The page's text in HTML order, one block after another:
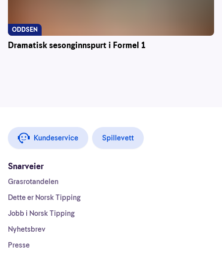
Dramatisk sesonginnspurt i Formel 1
ODDSEN
Kundeservice Spillevett
Snarveier
Grasrotandelen
Dette er Norsk Tipping
Jobb i Norsk Tipping
Nyhetsbrev
Presse